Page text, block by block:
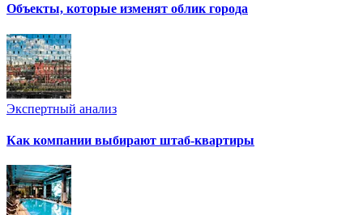
Объекты, которые изменят облик города
Экспертный анализ
Как компании выбирают штаб-квартиры